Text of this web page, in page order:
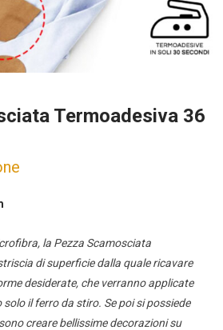
Termoadesiva 36
la Pezza Scamosciata
di superficie dalla quale ricavare
desiderate, che verranno applicate
il ferro da stiro. Se poi si possiede
creare bellissime decorazioni su